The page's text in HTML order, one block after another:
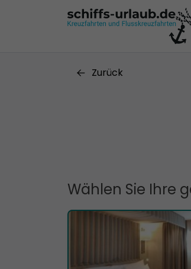
Zurück
Wählen Sie Ihre